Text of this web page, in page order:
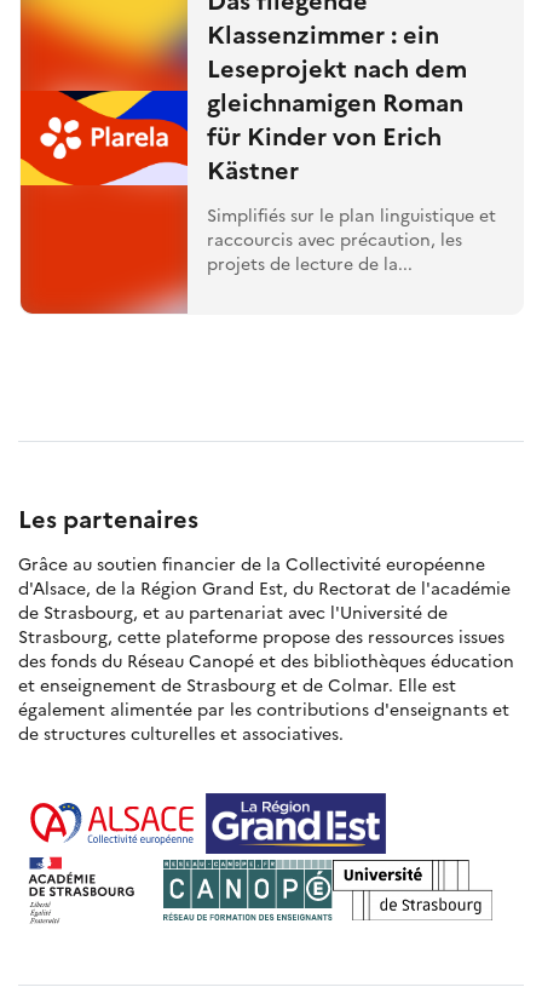
Klassenzimmer : ein
Leseprojekt nach dem
gleichnamigen Roman
für Kinder von Erich
Kästner
Simplifiés sur le plan linguistique et
raccourcis avec précaution, les
projets de lecture de la...
Les partenaires
Grâce au soutien financier de la Collectivité européenne
d'Alsace, de la Région Grand Est, du Rectorat de l'académie
de Strasbourg, et au partenariat avec l'Université de
Strasbourg, cette plateforme propose des ressources issues
des fonds du Réseau Canopé et des bibliothèques éducation
et enseignement de Strasbourg et de Colmar. Elle est
également alimentée par les contributions d'enseignants et
de structures culturelles et associatives.